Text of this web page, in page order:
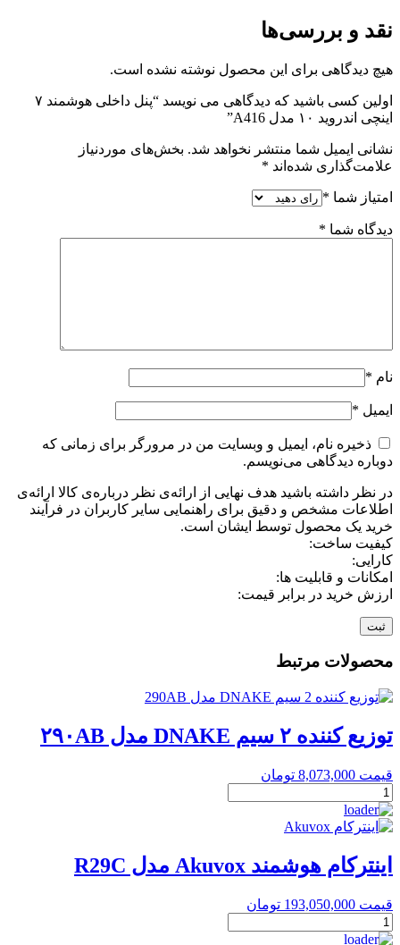
نقد و بررسی‌ها
هیچ دیدگاهی برای این محصول نوشته نشده است.
اولین کسی باشید که دیدگاهی می نویسد “پنل داخلی هوشمند ۷
اینچی اندروید ۱۰ مدل A416”
نشانی ایمیل شما منتشر نخواهد شد. بخش‌های موردنیاز
علامت‌گذاری شده‌اند *
امتیاز شما *
دیدگاه شما *
نام *
ایمیل *
ذخیره نام، ایمیل و وبسایت من در مرورگر برای زمانی که
دوباره دیدگاهی می‌نویسم.
در نظر داشته باشید هدف نهایی از ارائه‌ی نظر درباره‌ی کالا ارائه‌ی
اطلاعات مشخص و دقیق برای راهنمایی سایر کاربران در فرآیند
خرید یک محصول توسط ایشان است.
کیفیت ساخت:
کارایی:
امکانات و قابلیت ها:
ارزش خرید در برابر قیمت:
محصولات مرتبط
توزیع کننده ۲ سیم DNAKE مدل ۲۹۰AB
قیمت 8,073,000 تومان
توزیع
کننده
۲
DNAKE
مدل
عدد
اینترکام هوشمند Akuvox مدل R29C
قیمت 193,050,000 تومان
اینترکام
هوشمند